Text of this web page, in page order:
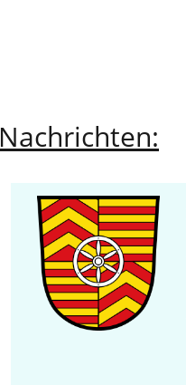
Nachrichten: